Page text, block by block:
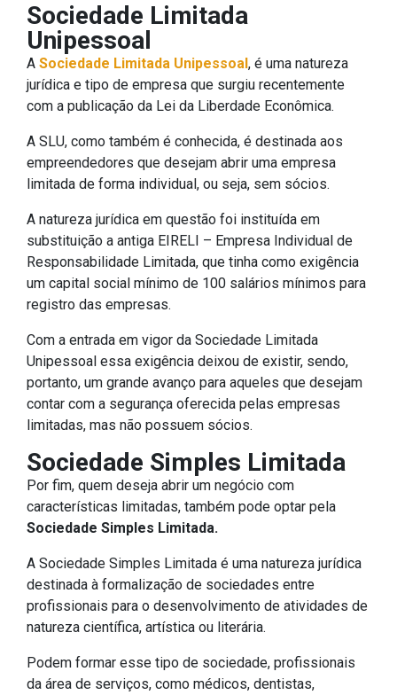
Sociedade Limitada
Unipessoal
A Sociedade Limitada Unipessoal, é uma natureza
jurídica e tipo de empresa que surgiu recentemente
com a publicação da Lei da Liberdade Econômica.
A SLU, como também é conhecida, é destinada aos
empreendedores que desejam abrir uma empresa
limitada de forma individual, ou seja, sem sócios.
A natureza jurídica em questão foi instituída em
substituição a antiga EIRELI – Empresa Individual de
Responsabilidade Limitada, que tinha como exigência
um capital social mínimo de 100 salários mínimos para
registro das empresas.
Com a entrada em vigor da Sociedade Limitada
Unipessoal essa exigência deixou de existir, sendo,
portanto, um grande avanço para aqueles que desejam
contar com a segurança oferecida pelas empresas
limitadas, mas não possuem sócios.
Sociedade Simples Limitada
Por fim, quem deseja abrir um negócio com
características limitadas, também pode optar pela
Sociedade Simples Limitada.
A Sociedade Simples Limitada é uma natureza jurídica
destinada à formalização de sociedades entre
profissionais para o desenvolvimento de atividades de
natureza científica, artística ou literária.
Podem formar esse tipo de sociedade, profissionais
da área de serviços, como médicos, dentistas,